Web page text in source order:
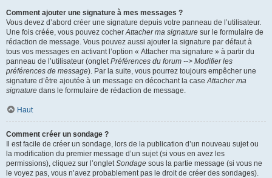
Comment ajouter une signature à mes messages ?
Vous devez d’abord créer une signature depuis votre panneau de l’utilisateur.
Une fois créée, vous pouvez cocherAttacher ma signature sur le formulaire de
rédaction de message. Vous pouvez aussi ajouter la signature par défaut à
tous vos messages en activant l’option « Attacher ma signature » à partir du
panneau de l’utilisateur (ongletPréférences du forum --> Modifier les
préférences de message). Par la suite, vous pourrez toujours empêcher une
signature d’être ajoutée à un message en décochant la caseAttacher ma
signature dans le formulaire de rédaction de message.
Haut
Comment créer un sondage ?
Il est facile de créer un sondage, lors de la publication d’un nouveau sujet ou
la modification du premier message d’un sujet (si vous en avez les
permissions), cliquez sur l’ongletSondage sous la partie message (si vous ne
le voyez pas, vous n’avez probablement pas le droit de créer des sondages).